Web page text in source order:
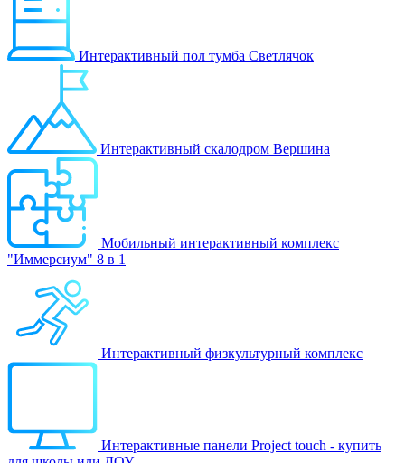
Интерактивный пол тумба Светлячок
Интерактивный скалодром Вершина
Мобильный интерактивный комплекс
"Иммерсиум" 8 в 1
Интерактивный физкультурный комплекс
Интерактивные панели Project touch - купить